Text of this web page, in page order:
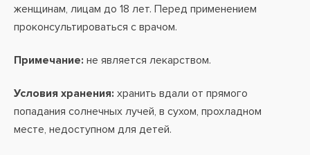
женщинам, лицам до 18 лет. Перед применением
проконсультироваться с врачом.
Примечание: не является лекарством.
Условия хранения: хранить вдали от прямого
попадания солнечных лучей, в сухом, прохладном
месте, недоступном для детей.